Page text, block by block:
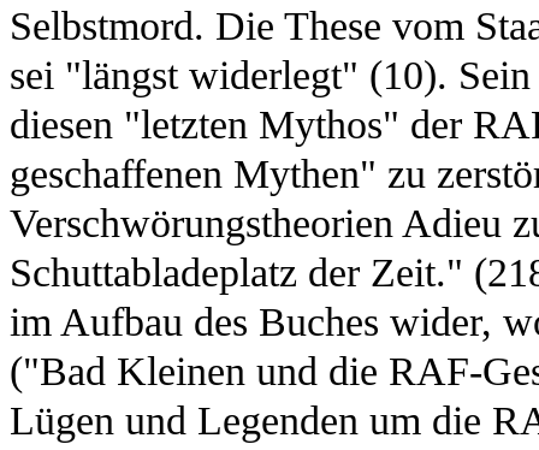
Selbstmord. Die These vom
sei "längst widerlegt" (10).
diesen "letzten Mythos" der
geschaffenen Mythen" zu
Verschwörungstheorien Adieu
Schuttabladeplatz der Zeit."
im Aufbau des Buches wider,
("Bad Kleinen und die RAF-
Lügen und Legenden um die